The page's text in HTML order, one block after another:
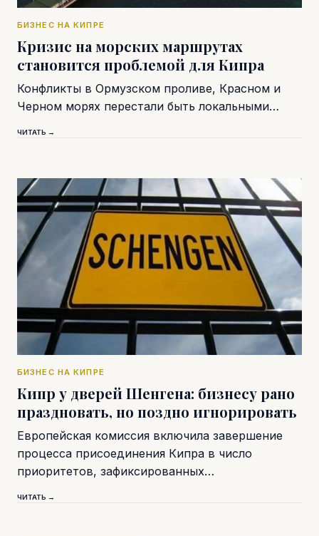
БИЗНЕС НА КИПРЕ
Кризис на морских маршрутах
становится проблемой для Кипра
Конфликты в Ормузском проливе, Красном и
Черном морях перестали быть локальными…
ЧИТАТЬ →
БИЗНЕС НА КИПРЕ
Кипр у дверей Шенгена: бизнесу рано
праздновать, но поздно игнорировать
Европейская комиссия включила завершение
процесса присоединения Кипра в число
приоритетов, зафиксированных…
ЧИТАТЬ →